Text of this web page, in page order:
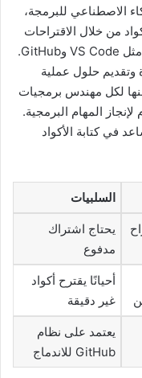
الاصطناعي للبرمجة،
من خلال الاقتراحات
الذكية والتكامل السلس مع بيئات التطوير مثل VS Code وGitHub.
حلول عملية
لكل مهندس برمجيات
المهام البرمجية.
في كتابة الأكواد
السلبيات
يحتاج اشتراك
مدفوع
أحيانًا يقترح أكواد
غير دقيقة
يعتمد على نظام
GitHub للاندماج